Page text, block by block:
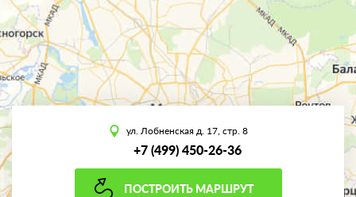
ул. Лобненская д. 17, стр. 8
+7 (499) 450-26-36
ПОСТРОИТЬ МАРШРУТ